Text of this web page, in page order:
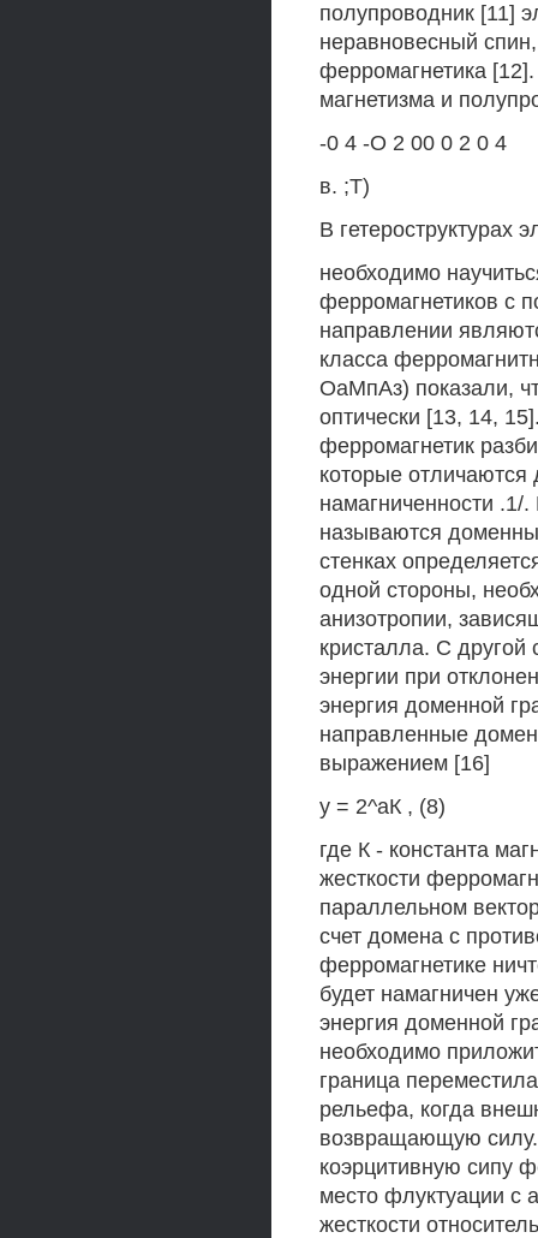
полупроводник [11]
неравновесный
ферромагнетика
магнетизма и
-0 4 -О 2 00 0 2 0 4
в. ;Т)
В гетероструктурах
необходимо
ферромагнетиков с
направлении
класса
ОаМпАз) показали,
оптически [13, 14,
ферромагнетик
которые отличаются
намагниченности
называются
стенках
одной стороны,
анизотропии,
кристалла. С другой
энергии при
энергия доменной
направленные
выражением [16]
у = 2^аК , (8)
где К - константа
жесткости
параллельном
счет домена с
ферромагнетике
будет намагничен
энергия доменной
необходимо
граница
рельефа, когда
возвращающую силу.
коэрцитивную сипу
место флуктуации с
жесткости